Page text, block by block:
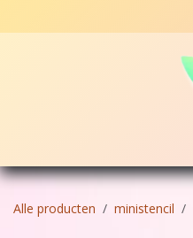
Alle producten ministencil